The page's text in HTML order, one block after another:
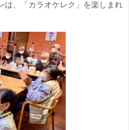
は、「カラオケレク」を楽しまれ